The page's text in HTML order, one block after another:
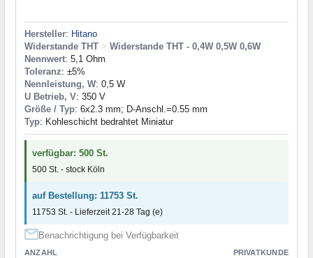
Hersteller: Hitano
Widerstande THT > Widerstande THT - 0,4W 0,5W 0,6W
Nennwert: 5,1 Ohm
Toleranz: ±5%
Nennleistung, W: 0,5 W
U Betrieb, V: 350 V
Größe / Typ: 6x2.3 mm; D-Anschl.=0.55 mm
Typ: Kohleschicht bedrahtet Miniatur
verfügbar: 500 St.
500 St. - stock Köln
auf Bestellung: 11753 St.
11753 St. - Lieferzeit 21-28 Tag (e)
Benachrichtigung bei Verfügbarkeit
ANZAHL PRIVATKUNDE